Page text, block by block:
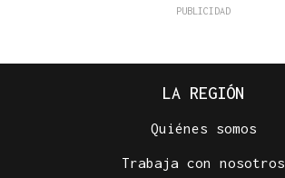
LA REGIÓN
Quiénes somos
Trabaja con nosotros